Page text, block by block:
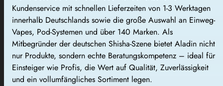
Kundenservice mit schnellen Lieferzeiten von 1-3 Werktagen
innerhalb Deutschlands sowie die große Auswahl an Einweg-
Vapes, Pod-Systemen und über 140 Marken. Als
Mitbegründer der deutschen Shisha-Szene bietet Aladin nicht
nur Produkte, sondern echte Beratungskompetenz – ideal für
Einsteiger wie Profis, die Wert auf Qualität, Zuverlässigkeit
und ein vollumfängliches Sortiment legen.